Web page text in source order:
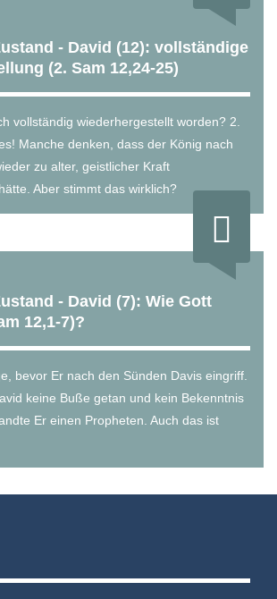
- David (12): vollständige
(2. Sam 12,24-25)
vollständig wiederhergestellt worden? 2.
Manche denken, dass der König nach
zu alter, geistlicher Kraft
Aber stimmt das wirklich?
- David (7): Wie Gott
12,1-7)?
bevor Er nach den Sünden Davis eingriff.
keine Buße getan und kein Bekenntnis
Er einen Propheten. Auch das ist